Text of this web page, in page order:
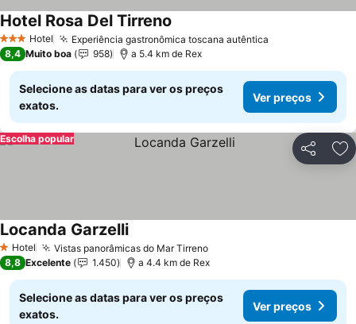
3 EstrelasHotel Experiência gastronômica toscana autêntica
Hotel Rosa Del Tirreno
8,4 Muito boa 958 a 5.4 km de Rex
Selecione as datas para ver os preços
exatos.
Ver preços
Partilhar
Escolha popular
1 Estrelas
Hotel Vistas panorâmicas do Mar TirrenoVer preços
Locanda GarzelliVer preços
8,8 Excelente 1.450 a 4.4 km de Rex
Selecione as datas para ver os preços
exatos.
Ver preços